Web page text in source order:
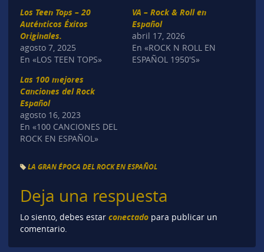
Los Teen Tops – 20
Auténticos Éxitos
Originales.
agosto 7, 2025
En «LOS TEEN TOPS»
VA – Rock & Roll en
Español
abril 17, 2026
En «ROCK N ROLL EN
ESPAÑOL 1950'S»
Las 100 mejores
Canciones del Rock
Español
agosto 16, 2023
En «100 CANCIONES DEL
ROCK EN ESPAÑOL»
LA GRAN ÉPOCA DEL ROCK EN ESPAÑOL
Deja una respuesta
Lo siento, debes estar conectadopara publicar un
comentario.